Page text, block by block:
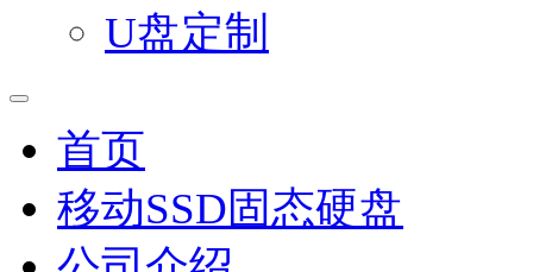
U盘定制
首页
移动SSD固态硬盘